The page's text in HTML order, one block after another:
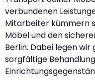
verbundenen
Mitarbeiter kümmern
Möbel und den
Berlin. Dabei legen
sorgfältige